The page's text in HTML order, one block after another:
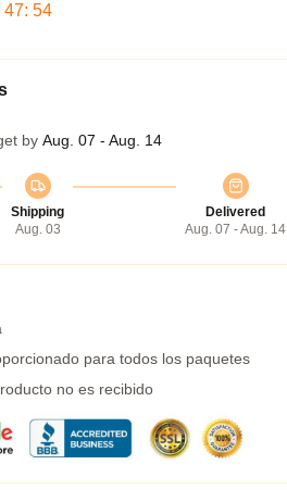
47: 53
by Aug. 07 - Aug. 14
Shipping
Aug. 03
Delivered
Aug. 07 - Aug. 14
para todos los paquetes
no es recibido